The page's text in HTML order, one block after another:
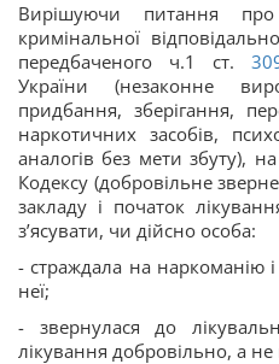
Вирішуючи питання
кримінальної
передбаченого ч.1 ст.
України (незаконне
придбання, зберігання,
наркотичних засобів,
аналогів без мети збуту),
Кодексу (добровільне
закладу і початок
з’ясувати, чи дійсно особа:
- страждала на наркоманію
неї;
- звернулася до
лікування добровільно, а